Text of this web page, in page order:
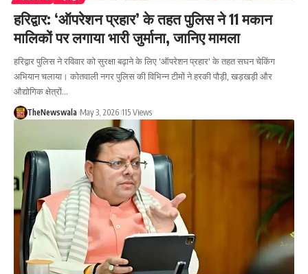
हरिद्वार: ‘ऑपरेशन प्रहार’ के तहत पुलिस ने 11 मकान
मालिकों पर लगाया भारी जुर्माना, जानिए मामला
हरिद्वार पुलिस ने रविवार को सुरक्षा बढ़ाने के लिए 'ऑपरेशन प्रहार' के तहत सघन चेकिंग
अभियान चलाया। कोतवाली नगर पुलिस की विभिन्न टीमों ने हरकी पौड़ी, खड़खड़ी और
औद्योगिक क्षेत्रों…
TheNewswala May 3, 2026 115 Views